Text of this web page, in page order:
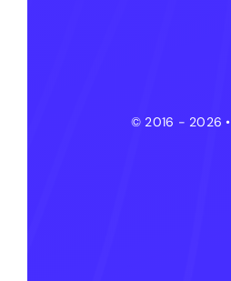
© 2016 - 2026 •